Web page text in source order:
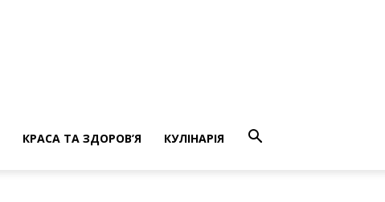
КРАСА ТА ЗДОРОВ’Я КУЛІНАРІЯ